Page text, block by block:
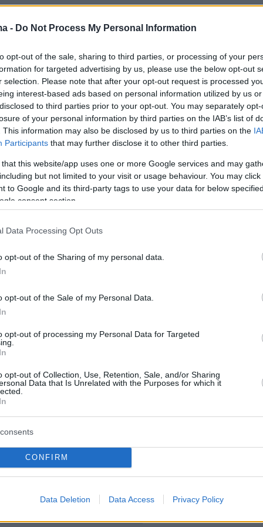
- Do Not Process My Personal Information
opt-out of the sale, sharing to third parties, or processing of your
for targeted advertising by us, please use the below opt-out
selection. Please note that after your opt-out request is processed
interest-based ads based on personal information utilized by us
to third parties prior to your opt-out. You may separately
of your personal information by third parties on the IAB’s list of
This information may also be disclosed by us to third parties on the
Participants that may further disclose it to other third parties.
that this website/app uses one or more Google services and may
but not limited to your visit or usage behaviour. You may
to Google and its third-party tags to use your data for below
consent section.
Data Processing Opt Outs
opt-out of the Sharing of my personal data.
opt-out of the Sale of my Personal Data.
opt-out of processing my Personal Data for Targeted
opt-out of Collection, Use, Retention, Sale, and/or Sharing
Data that Is Unrelated with the Purposes for which it
CONFIRM
Data Deletion Data Access Privacy Policy
exist ❤️ esp when traveling w a baby 🙏🏼
Del Rey
συγκεντρώσει 1,3 εκατ. προβολές και πάνω
likes ενώ πολλοί έσπευσαν να σχολιάσουν
γιαγιάδες.
γιαγιάδες. Κυριολεκτικά θα ζουν για
από την αγάπη που μας μοίρασαν απλόχερα,
δώσουμε αλλού με τη σειρά μας» έγραψε μία
σημασία: Γιαγιά» έγραψε άλλη
γιαγιάδες είναι οι καλύτερες» σημείωσε
Η υποπαραλλαγή Eris μέσα από πέντε
Πότε θα έρθει το νέο εμβόλιο
«Δεν κατάλαβα τίποτα», λέει ο οδηγός του